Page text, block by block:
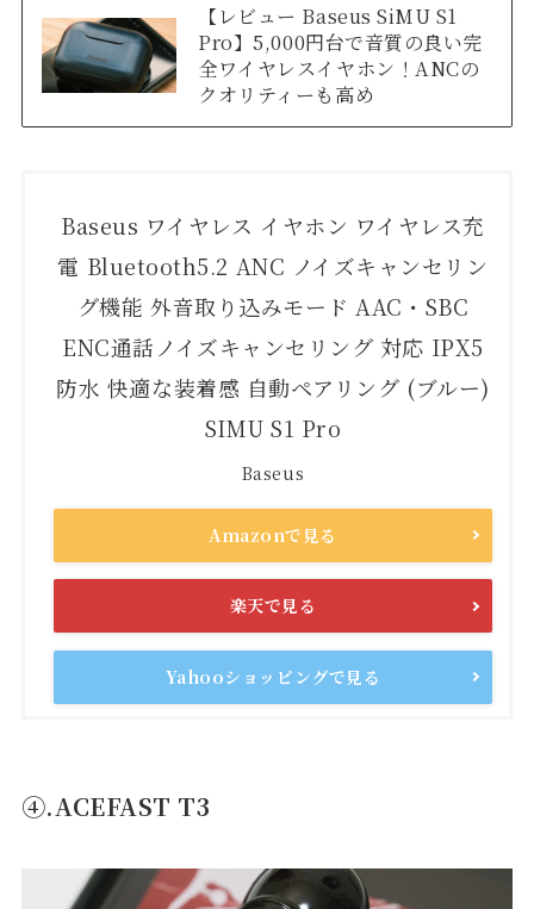
【レビュー Baseus SiMU S1
Pro】5,000円台で音質の良い完
全ワイヤレスイヤホン！ANCの
クオリティーも高め
Baseus ワイヤレス イヤホン ワイヤレス充
電 Bluetooth5.2 ANC ノイズキャンセリン
グ機能 外音取り込みモード AAC・SBC
ENC通話ノイズキャンセリング 対応 IPX5
防水 快適な装着感 自動ペアリング (ブルー)
SIMU S1 Pro
Baseus
Amazonで見る
楽天で見る
Yahooショッピングで見る
④.ACEFAST T3